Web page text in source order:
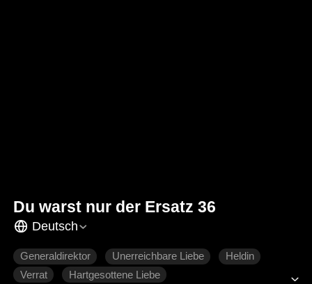
Du warst nur der Ersatz 36
Deutsch
Generaldirektor Unerreichbare Liebe
Heldin
Verrat
Hartgesottene Liebe